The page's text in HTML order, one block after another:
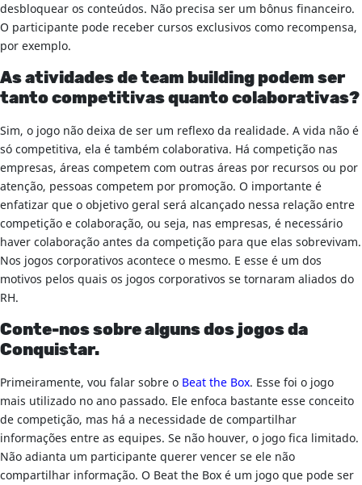
desbloquear os conteúdos. Não precisa ser um bônus financeiro.
O participante pode receber cursos exclusivos como recompensa,
por exemplo.
As atividades de team building podem ser
tanto competitivas quanto colaborativas?
Sim, o jogo não deixa de ser um reflexo da realidade. A vida não é
só competitiva, ela é também colaborativa. Há competição nas
empresas, áreas competem com outras áreas por recursos ou por
atenção, pessoas competem por promoção. O importante é
enfatizar que o objetivo geral será alcançado nessa relação entre
competição e colaboração, ou seja, nas empresas, é necessário
haver colaboração antes da competição para que elas sobrevivam.
Nos jogos corporativos acontece o mesmo. E esse é um dos
motivos pelos quais os jogos corporativos se tornaram aliados do
RH.
Conte-nos sobre alguns dos jogos da
Conquistar.
Primeiramente, vou falar sobre o Beat the Box. Esse foi o jogo
mais utilizado no ano passado. Ele enfoca bastante esse conceito
de competição, mas há a necessidade de compartilhar
informações entre as equipes. Se não houver, o jogo fica limitado.
Não adianta um participante querer vencer se ele não
compartilhar informação. O Beat the Box é um jogo que pode ser